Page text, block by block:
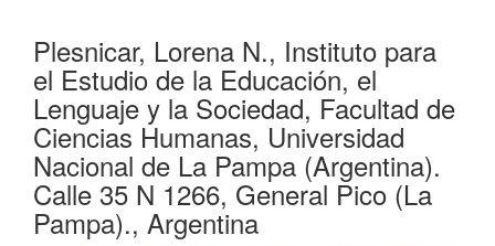
Plesnicar, Lorena N., Instituto para
el Estudio de la Educación, el
Lenguaje y la Sociedad, Facultad de
Ciencias Humanas, Universidad
Nacional de La Pampa (Argentina).
Calle 35 N 1266, General Pico (La
Pampa)., Argentina